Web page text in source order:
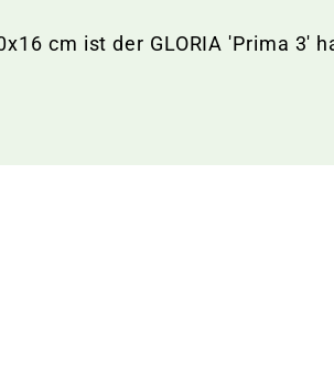
cm ist der GLORIA 'Prima 3'